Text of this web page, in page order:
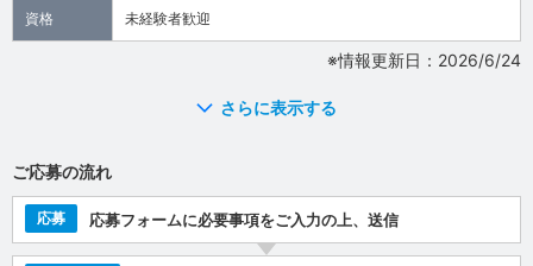
資格 未経験者歓迎
※情報更新日：2026/6/24
さらに表示する
ご応募の流れ
応募 応募フォームに必要事項をご入力の上、送信